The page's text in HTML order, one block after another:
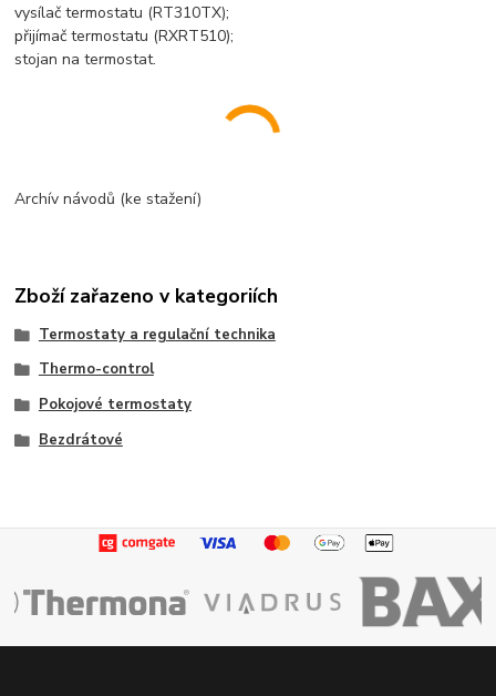
vysílač termostatu (RT310TX);
přijímač termostatu (RXRT510);
stojan na termostat.
Archív návodů (ke stažení)
Zboží zařazeno v kategoriích
Termostaty a regulační technika
Thermo-control
Pokojové termostaty
Bezdrátové